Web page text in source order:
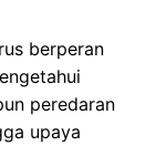
berperan
peredaran
upaya